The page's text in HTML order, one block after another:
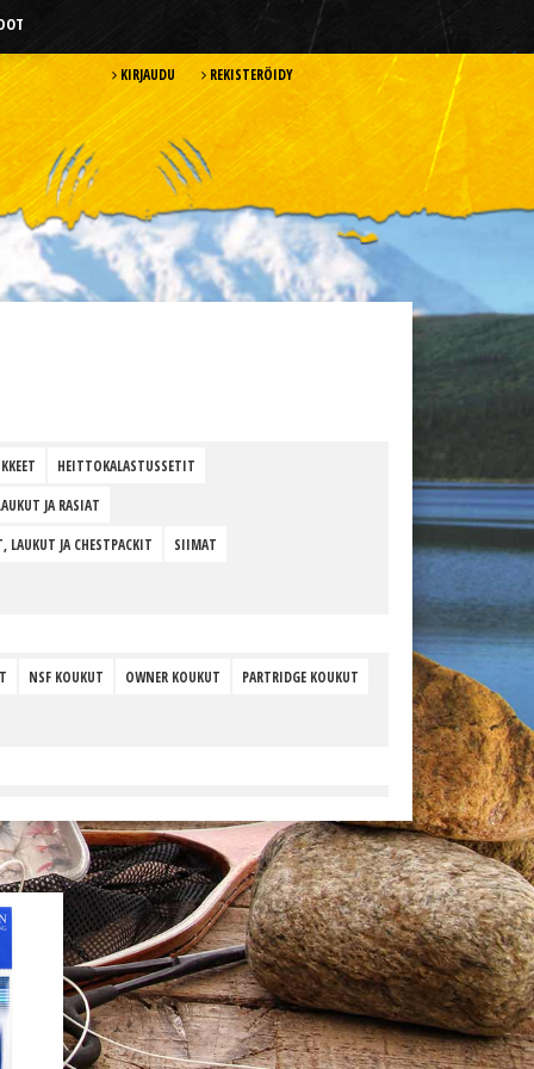
KIRJAUDU REKISTERÖIDY
HEITTOKALASTUSSETIT
JA RASIAT
LAUKUT JA CHESTPACKIT SIIMAT
NSF KOUKUT OWNER KOUKUT PARTRIDGE KOUKUT